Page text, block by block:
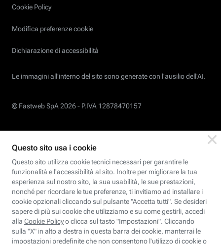
Cookie Policy
Modifica preferenze cookie
Dichiarazione di accessibilità
Le immagini all’interno del sito sono generate con l'ausilio dell'AI.
© Fastweb SpA 2026 - P.IVA 12878470157